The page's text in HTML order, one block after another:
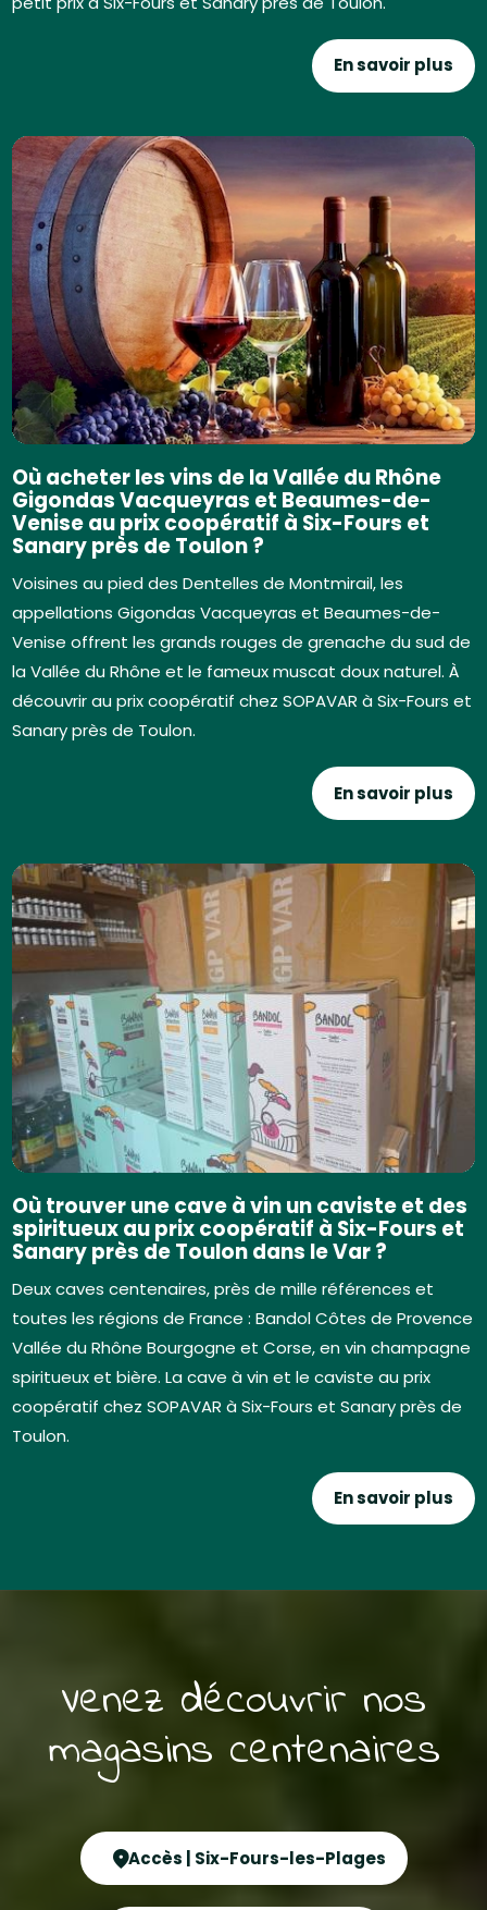
En savoir plus
Où acheter les vins de la Vallée du Rhône
Gigondas Vacqueyras et Beaumes-de-
Venise au prix coopératif à Six-Fours et
Sanary près de Toulon ?
Voisines au pied des Dentelles de Montmirail, les
appellations Gigondas Vacqueyras et Beaumes-de-
Venise offrent les grands rouges de grenache du sud de
la Vallée du Rhône et le fameux muscat doux naturel. À
découvrir au prix coopératif chez SOPAVAR à Six-Fours et
Sanary près de Toulon.
En savoir plus
Où trouver une cave à vin un caviste et des
spiritueux au prix coopératif à Six-Fours et
Sanary près de Toulon dans le Var ?
Deux caves centenaires, près de mille références et
toutes les régions de France : Bandol Côtes de Provence
Vallée du Rhône Bourgogne et Corse, en vin champagne
spiritueux et bière. La cave à vin et le caviste au prix
coopératif chez SOPAVAR à Six-Fours et Sanary près de
Toulon.
En savoir plus
Venez découvrir nos
magasins centenaires
Accès | Six-Fours-les-Plages